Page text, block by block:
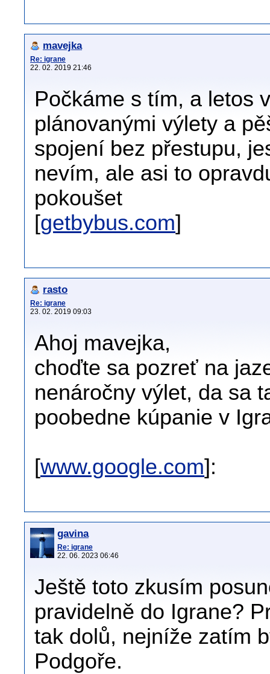
mavejka
Re: igrane
22. 02. 2019 21:46
Počkáme s tím, a letos
plánovanými výlety a
spojení bez přestupu,
nevím, ale asi to
pokoušet
[getbybus.com]
rasto
Re: igrane
23. 02. 2019 09:03
Ahoj mavejka,
choďte sa pozreť na
nenáročny výlet, da sa
poobedne kúpanie v
[www.google.com]:
gavina
Re: igrane
22. 06. 2023 06:46
Ještě toto zkusím
pravidelně do Igrane?
tak dolů, nejníže zatím
Podgoře.